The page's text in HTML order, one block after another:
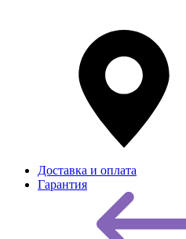
Доставка и оплата
Гарантия